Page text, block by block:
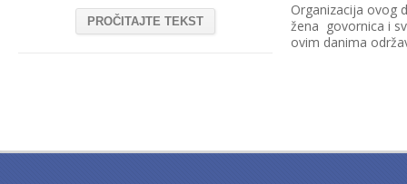
Organizacija ovog
žena govornica i
ovim danima
PROČITAJTE TEKST